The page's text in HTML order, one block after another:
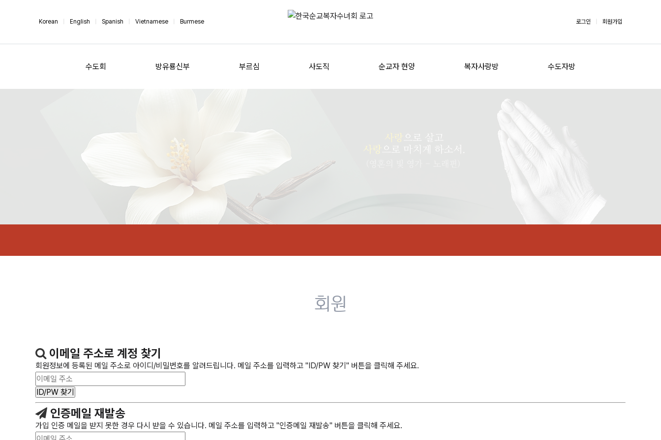
Korean English Spanish Vietnamese Burmese 로그인 회원가입
수도회 방유룡신부 부르심 사도직 순교자 현양 복자사랑방 수도자방
회원
이메일 주소로 계정 찾기
회원정보에 등록된 메일 주소로 아이디/비밀번호를 알려드립니다. 메일 주소를 입력하고 "ID/PW 찾기" 버튼을 클릭해 주세요.
인증메일 재발송
가입 인증 메일을 받지 못한 경우 다시 받을 수 있습니다. 메일 주소를 입력하고 "인증메일 재발송" 버튼을 클릭해 주세요.